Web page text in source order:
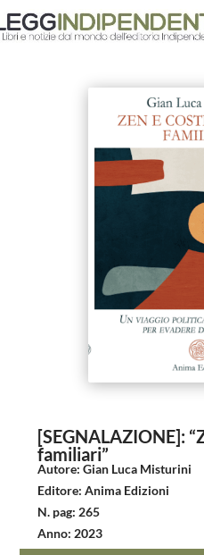
[SEGNALAZIONE]:
familiari”
Autore:Gian Luca Misturini
Editore:Anima Edizioni
N. pag:265
Anno:2023